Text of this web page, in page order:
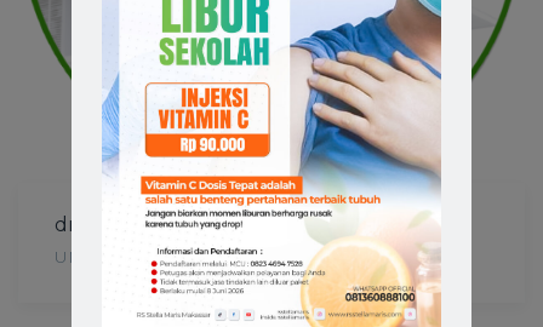
dr. Jessi Laurentius
UMUM